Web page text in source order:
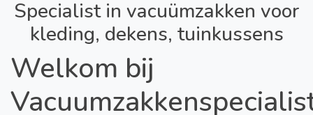
Specialist in vacuümzakken voor
kleding, dekens, tuinkussens
Welkom bij